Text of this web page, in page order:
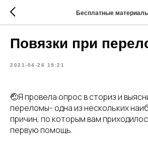
Бесплатные
Повязки при
2021-04-26 19:21
🤕Я провела опрос в сториз и
переломы- одна из нескольких
причин, по которым вам
первую помощь.